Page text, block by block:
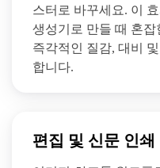
스터로 바꾸세요. 이
생성기로 만들 때 혼
즉각적인 질감, 대비
합니다.
편집 및 신문 인쇄